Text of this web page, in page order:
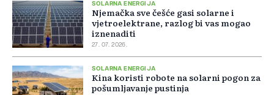
SOLARNA ENERGIJA
Njemačka sve češće gasi solarne i
vjetroelektrane, razlog bi vas mogao
iznenaditi
27. 07. 2026.
SOLARNA ENERGIJA
Kina koristi robote na solarni pogon za
pošumljavanje pustinja